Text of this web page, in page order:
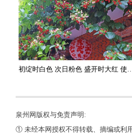
初绽时白色 次日粉色 盛开时大红
泉州网版权与免责声明:
① 未经本网授权不得转载、摘编或利